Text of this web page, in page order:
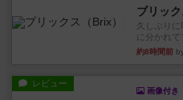
ブリック
久しぶり
に分かれて
約8時間前
レビュー
画像付き